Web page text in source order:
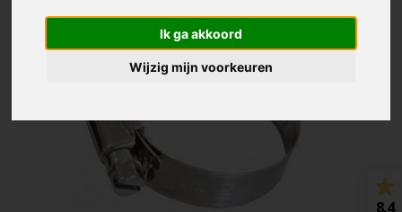
Ik ga akkoord
Wijzig mijn voorkeuren
8.4